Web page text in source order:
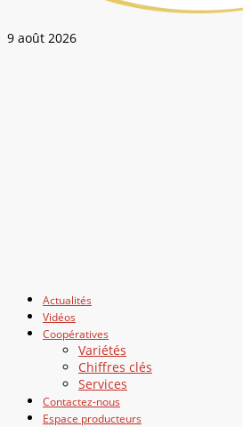
9 août 2026
Actualités
Vidéos
Coopératives
Variétés
Chiffres clés
Services
Contactez-nous
Espace producteurs